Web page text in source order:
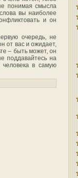
понимая смысла
вы наиболее
и он
очередь, не
от вас и ожидает,
– быть может, он
поддавайтесь на
человека в самую